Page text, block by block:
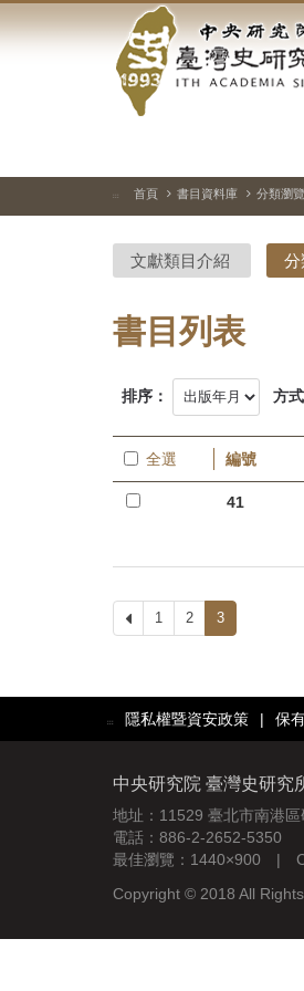
到
中
央
研
院-
臺
灣
史
究
所-
首
::: 首頁 書目資料庫 分類瀏覽
文獻類目介紹 分
書目列表
排序： 方式
全選 編號
41
上
一
1 2 3
::: 隱私權暨資安政策 | 保
中央研究院 臺灣史研究
地址：11529 臺北市南港
電話：886-2-2652-5350
最佳瀏覽：1440×900 |
Copyright © 2018 All